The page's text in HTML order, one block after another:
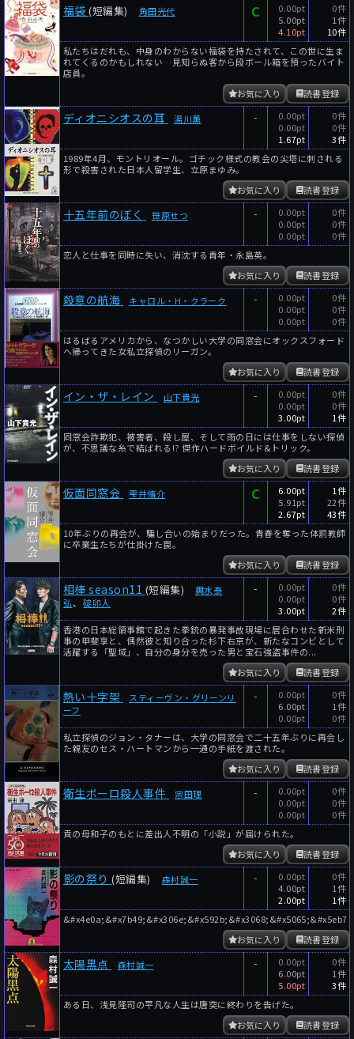
福袋 (短編集) 角田光代 C
0.00pt
5.00pt
4.10pt
0件
1件
10件
私たちはだれも、中身のわからない福袋を持たされて、この世に生ま
れてくるのかもしれない…見知らぬ客から段ボール箱を預ったバイト
店員。
読書登録
お気に入り
ディオニシオスの耳 湯川薫 -
0.00pt
0.00pt
1.67pt
0件
0件
3件
1989年4月、モントリオール。ゴチック様式の教会の尖塔に刺される
形で殺害された日本人留学生、立原まゆみ。
読書登録
お気に入り
十五年前のぼく 笹原せつ -
0.00pt
0.00pt
0.00pt
0件
0件
0件
恋人と仕事を同時に失い、消沈する青年・永島英。
読書登録
お気に入り
殺意の航海 キャロル・H・クラーク -
0.00pt
0.00pt
0.00pt
0件
0件
0件
はるばるアメリカから、なつかしい大学の同窓会にオックスフォード
へ帰ってきた女私立探偵のリーガン。
読書登録
お気に入り
イン・ザ・レイン 山下貴光 -
0.00pt
0.00pt
3.00pt
0件
0件
1件
同窓会詐欺犯、被害者、殺し屋、そして雨の日には仕事をしない探偵
が、不思議な糸で結ばれる!? 傑作ハードボイルド&トリック。
読書登録
お気に入り
仮面同窓会 雫井脩介 C
6.00pt
5.91pt
2.67pt
1件
22件
43件
10年ぶりの再会が、騙し合いの始まりだった。青春を奪った体罰教師
に卒業生たちが仕掛けた罠。
読書登録
お気に入り
相棒 season11 (短編集)
輿水泰
弘、碇卯人
-
0.00pt
0.00pt
3.00pt
0件
0件
2件
香港の日本総領事館で起きた拳銃の暴発事故現場に居合わせた新米刑
事の甲斐享と、偶然彼と知り合った杉下右京が、新たなコンビとして
活躍する「聖域」、自分の身分を売った男と宝石強盗事件の...
読書登録
お気に入り
熱い十字架
スティーヴン・グリーンリ
ーフ
-
0.00pt
6.00pt
0.00pt
0件
1件
0件
私立探偵のジョン・タナーは、大学の同窓会で二十五年ぶりに再会し
た親友のセス・ハートマンから一通の手紙を渡された。
読書登録
お気に入り
衛生ボーロ殺人事件 宗田理 -
0.00pt
0.00pt
0.00pt
0件
0件
0件
貢の母和子のもとに差出人不明の「小説」が届けられた。
読書登録
お気に入り
影の祭り (短編集) 森村誠一 -
0.00pt
4.00pt
2.00pt
0件
1件
1件
読書登録
お気に入り
太陽黒点 森村誠一 -
0.00pt
6.00pt
5.00pt
0件
1件
3件
ある日、浅見隆司の平凡な人生は唐突に終わりを告げた。
読書登録
お気に入り